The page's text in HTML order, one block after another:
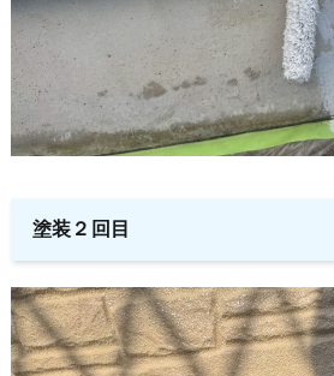
塗装２回目